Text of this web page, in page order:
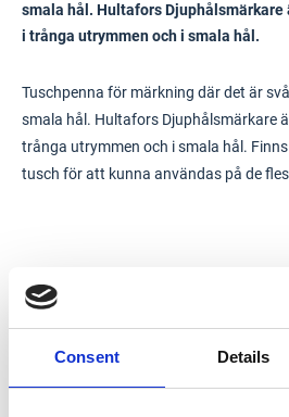
Consent Details
smala hål. Hultafors Djuphålsmärkare
i trånga utrymmen och i smala hål.
Tuschpenna för märkning där det är
smala hål. Hultafors Djuphålsmärkare
trånga utrymmen och i smala hål.
tusch för att kunna användas på de
Typ